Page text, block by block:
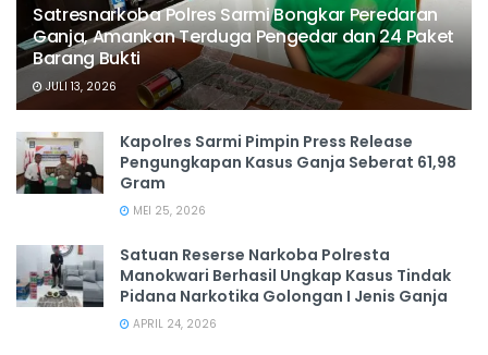
Satresnarkoba Polres Sarmi Bongkar Peredaran
Ganja, Amankan Terduga Pengedar dan 24 Paket
Barang Bukti
JULI 13, 2026
Kapolres Sarmi Pimpin Press Release
Pengungkapan Kasus Ganja Seberat 61,98
Gram
MEI 25, 2026
Satuan Reserse Narkoba Polresta
Manokwari Berhasil Ungkap Kasus Tindak
Pidana Narkotika Golongan I Jenis Ganja
APRIL 24, 2026